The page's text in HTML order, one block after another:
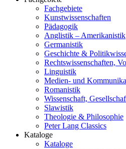
Fachgebiete
Kunstwissenschaften
Pädagogik
Anglistik – Amerikanistik
Germanistik
Geschichte &
Rechtswissenschaften,
Linguistik
Medien- und
Romanistik
Wissenschaft,
Slawistik
Theologie & Philosophie
Peter Lang Classics
Kataloge
Kataloge